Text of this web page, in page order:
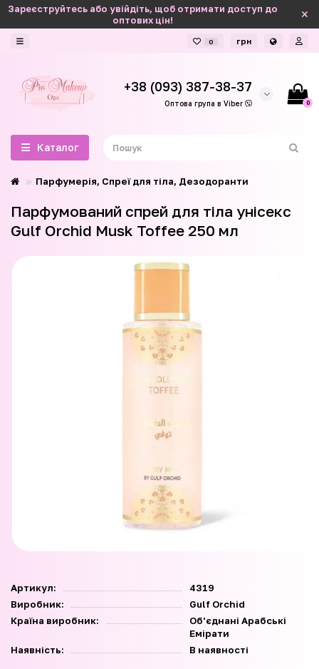
Зареєструйтесь або увійдіть, щоб отримати доступ до
оптових цін!
0 грн
+38 (093) 387-38-37
Оптова група в Viber 0
Каталог
Парфумерія, Спреї для тіла, Дезодоранти
Парфумований спрей для тіла унісекс
Gulf Orchid Musk Toffee 250 мл
Артикул:
4319
Виробник:
Gulf Orchid
Країна виробник:
Об'єднані Арабські
Емірати
Наявність:
В наявності